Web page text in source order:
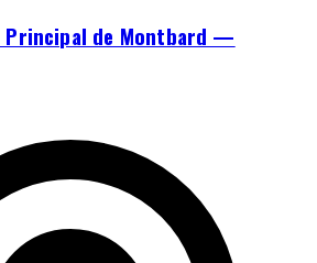
Principal de Montbard —